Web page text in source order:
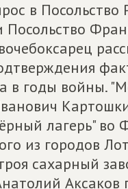
в Посольство
в годы войны.
лагерь" во
из городов
сахарный
Аксаков